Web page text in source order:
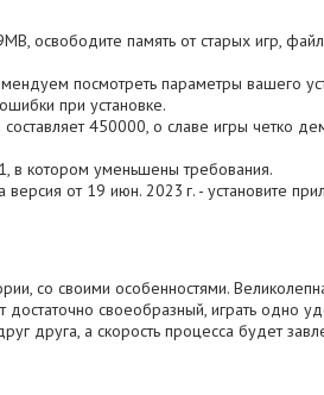
освободите память от старых игр,
посмотреть параметры вашего
при установке.
составляет 450000, о cлаве игры четко
в котором уменьшены требования.
от 19 июн. 2023 г. - установите
со своими особенностями.
своеобразный, играть одно
друга, а скорость процесса будет